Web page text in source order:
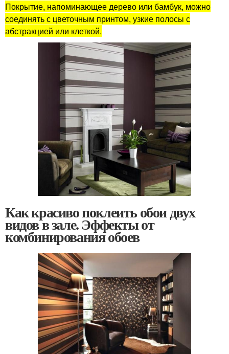
Покрытие, напоминающее дерево или бамбук, можно
соединять с цветочным принтом, узкие полосы с
абстракцией или клеткой.
Как красиво поклеить обои двух
видов в зале. Эффекты от
комбинирования обоев